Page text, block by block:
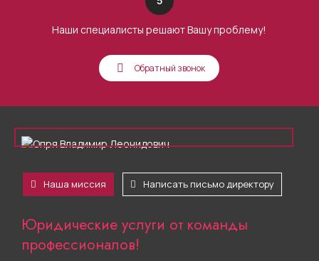
Наши специалисты решают Вашу проблему!
Обратный звонок
Наша миссия Написать письмо директору
Юридические услуги от команды
профессионалов!